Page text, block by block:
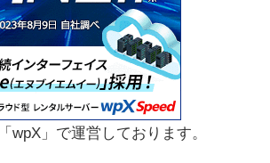
wpX」で運営しております。